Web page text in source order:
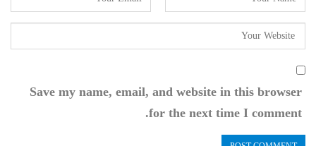
Save my name, email, and website in this browser
for the next time I comment.